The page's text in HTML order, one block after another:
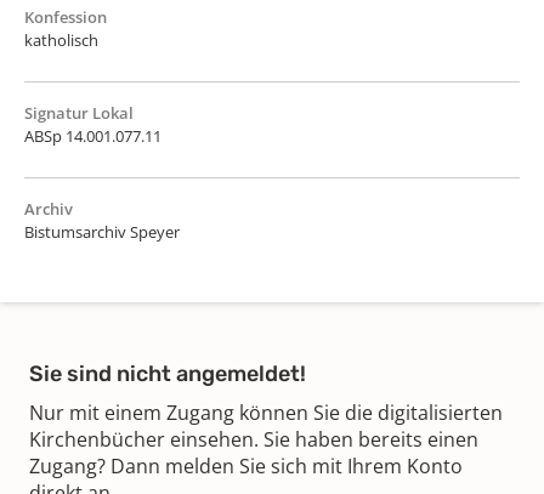
Konfession
katholisch
Signatur Lokal
ABSp 14.001.077.11
Archiv
Bistumsarchiv Speyer
Sie sind nicht angemeldet!
Nur mit einem Zugang können Sie die digitalisierten
Kirchenbücher einsehen. Sie haben bereits einen
Zugang? Dann melden Sie sich mit Ihrem Konto